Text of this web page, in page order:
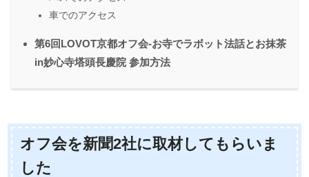
車でのアクセス
第6回LOVOT京都オフ会-お寺でラボット法話とお抹茶
in妙心寺塔頭長慶院 参加方法
オフ会を新聞2社に取材してもらいま
した